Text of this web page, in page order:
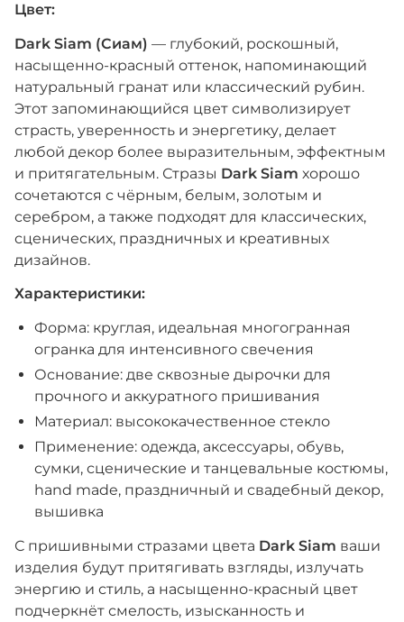
Цвет:
Dark Siam (Сиам) — глубокий, роскошный,
насыщенно-красный оттенок, напоминающий
натуральный гранат или классический рубин.
Этот запоминающийся цвет символизирует
страсть, уверенность и энергетику, делает
любой декор более выразительным, эффектным
и притягательным. Стразы Dark Siam хорошо
сочетаются с чёрным, белым, золотым и
серебром, а также подходят для классических,
сценических, праздничных и креативных
дизайнов.
Характеристики:
Форма: круглая, идеальная многогранная
огранка для интенсивного свечения
Основание: две сквозные дырочки для
прочного и аккуратного пришивания
Материал: высококачественное стекло
Применение: одежда, аксессуары, обувь,
сумки, сценические и танцевальные костюмы,
hand made, праздничный и свадебный декор,
вышивка
С пришивными стразами цвета Dark Siam ваши
изделия будут притягивать взгляды, излучать
энергию и стиль, а насыщенно-красный цвет
подчеркнёт смелость, изысканность и